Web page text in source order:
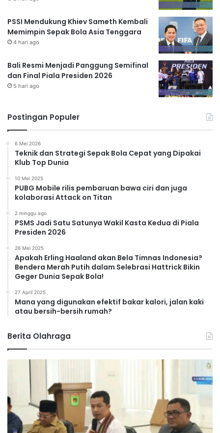
PSSI Mendukung Khiev Sameth Kembali
Memimpin Sepak Bola Asia Tenggara
4 hari ago
Bali Resmi Menjadi Panggung Semifinal
dan Final Piala Presiden 2026
5 hari ago
Postingan Populer
6 Mei 2026
Teknik dan Strategi Sepak Bola Cepat yang Dipakai
Klub Top Dunia
10 Mei 2025
PUBG Mobile rilis pembaruan bawa ciri dan juga
kolaborasi Attack on Titan
2 minggu ago
PSMS Jadi Satu Satunya Wakil Kasta Kedua di Piala
Presiden 2026
26 Mei 2025
Apakah Erling Haaland akan Bela Timnas Indonesia?
Bendera Merah Putih dalam Selebrasi Hattrick Bikin
Geger Dunia Sepak Bola!
27 April 2025
Mana yang digunakan efektif bakar kalori, jalan kaki
atau bersih-bersih rumah?
Berita Olahraga